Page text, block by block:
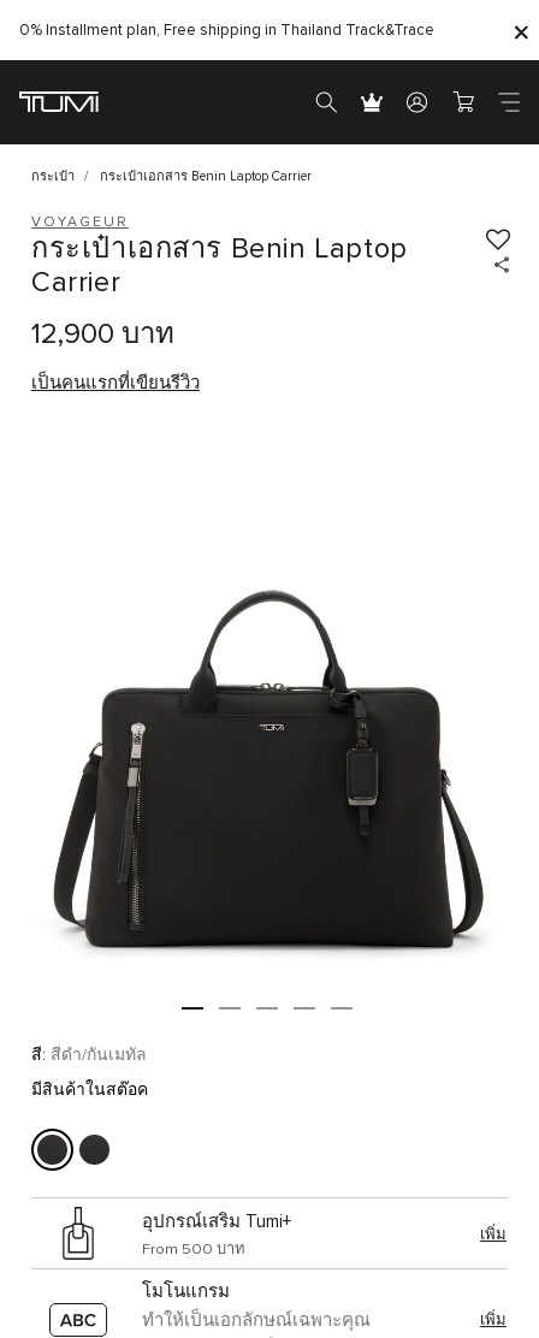
0% Installment plan, Free shipping in Thailand Track&Trace
กระเป๋า กระเป๋าเอกสาร Benin Laptop Carrier
VOYAGEUR
กระเป๋าเอกสาร Benin Laptop
Carrier
12,900 บาท
เป็นคนแรกที่เขียนรีวิว
สี: สีดำ/กันเมทัล
มีสินค้าในสต๊อค
อุปกรณ์เสริม Tumi+
From 500 บาท
เพิ่ม
โมโนแกรม
ทำให้เป็นเอกลักษณ์เฉพาะคุณ
เพิ่ม